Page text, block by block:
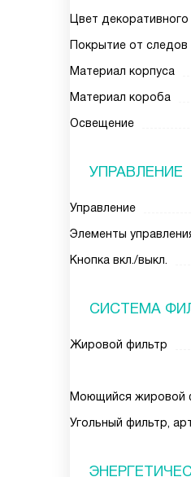
Цвет
Покрытие от следов
Материал корпуса
Материал короба
Освещение
УПРАВЛЕНИЕ
Управление
Элементы
Кнопка вкл./выкл.
СИСТЕМА
Жировой фильтр
Моющийся жировой
Угольный фильтр,